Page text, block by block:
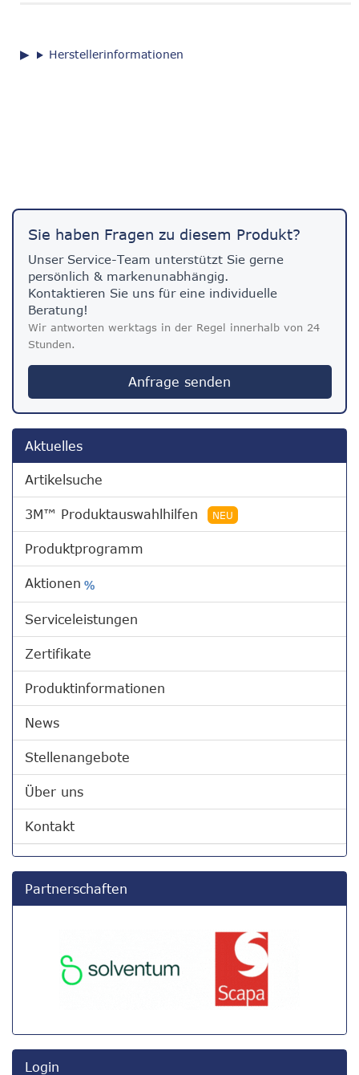
Herstellerinformationen
Sie haben Fragen zu diesem Produkt?
Unser Service-Team unterstützt Sie gerne
persönlich & markenunabhängig.
Kontaktieren Sie uns für eine individuelle
Beratung!
Wir antworten werktags in der Regel innerhalb von 24
Stunden.
Anfrage senden
Aktuelles
Artikelsuche
3M™ Produktauswahlhilfen NEU
Produktprogramm
Aktionen %
Serviceleistungen
Zertifikate
Produktinformationen
News
Stellenangebote
Über uns
Kontakt
Partnerschaften
Login